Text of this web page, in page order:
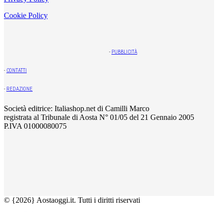
Cookie Policy
- PUBBLICITÀ
- CONTATTI
- REDAZIONE
Società editrice: Italiashop.net di Camilli Marco
registrata al Tribunale di Aosta N° 01/05 del 21 Gennaio 2005
P.IVA 01000080075
© {2026} Aostaoggi.it. Tutti i diritti riservati